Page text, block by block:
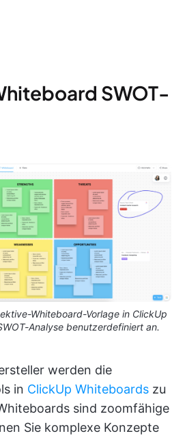
SWOT-
Whiteboard-Vorlage in ClickUp
Analyse benutzerdefiniert an.
werden die
in ClickUp Whiteboards zu
sind zoomfähige
Sie komplexe Konzepte